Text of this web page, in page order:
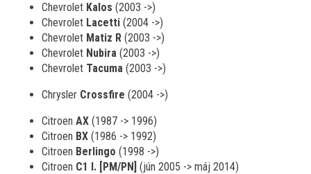
Chevrolet Kalos (2003 ->)
Chevrolet Lacetti (2004 ->)
Chevrolet Matiz R (2003 ->)
Chevrolet Nubira (2003 ->)
Chevrolet Tacuma (2003 ->)
Chrysler Crossfire (2004 ->)
Citroen AX (1987 -> 1996)
Citroen BX (1986 -> 1992)
Citroen Berlingo (1998 ->)
Citroen C1 I. [PM/PN] (jún 2005 -> máj 2014)